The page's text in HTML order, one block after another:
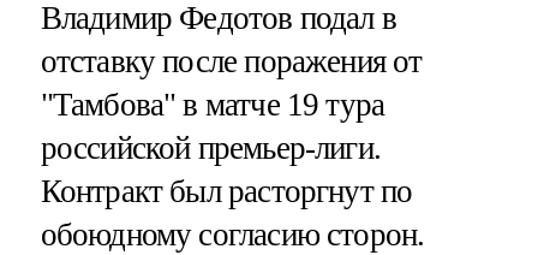
Владимир Федотов подал в
отставку после поражения от
"Тамбова" в матче 19 тура
российской премьер-лиги.
Контракт был расторгнут по
обоюдному согласию сторон.